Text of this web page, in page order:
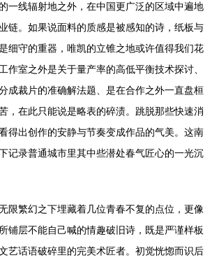
一线辐射地之外，在中国更广泛的区域中遍地
链。如果说面料的质感是被感知的诗，纸板与
细守的重器，唯凯的立锥之地或许值得我们花
作室之外是关于量产率的高低平衡技术探讨、
成裁片的准确解法题、是在合作之外一直盘桓
，在此只能说是略表的碎渍。跳脱那些快速消
得出创作的安静与节奏变成作品的气美。这南
记录普通城市里其中些潜处春气匠心的一光沉
限繁幻之下埋藏着几位青春不复的点位，更像
铺层不能自己喊的情趣破旧诗，既是严谨样板
艺话语破碎里的完美术匠者。初觉恍惚而识后